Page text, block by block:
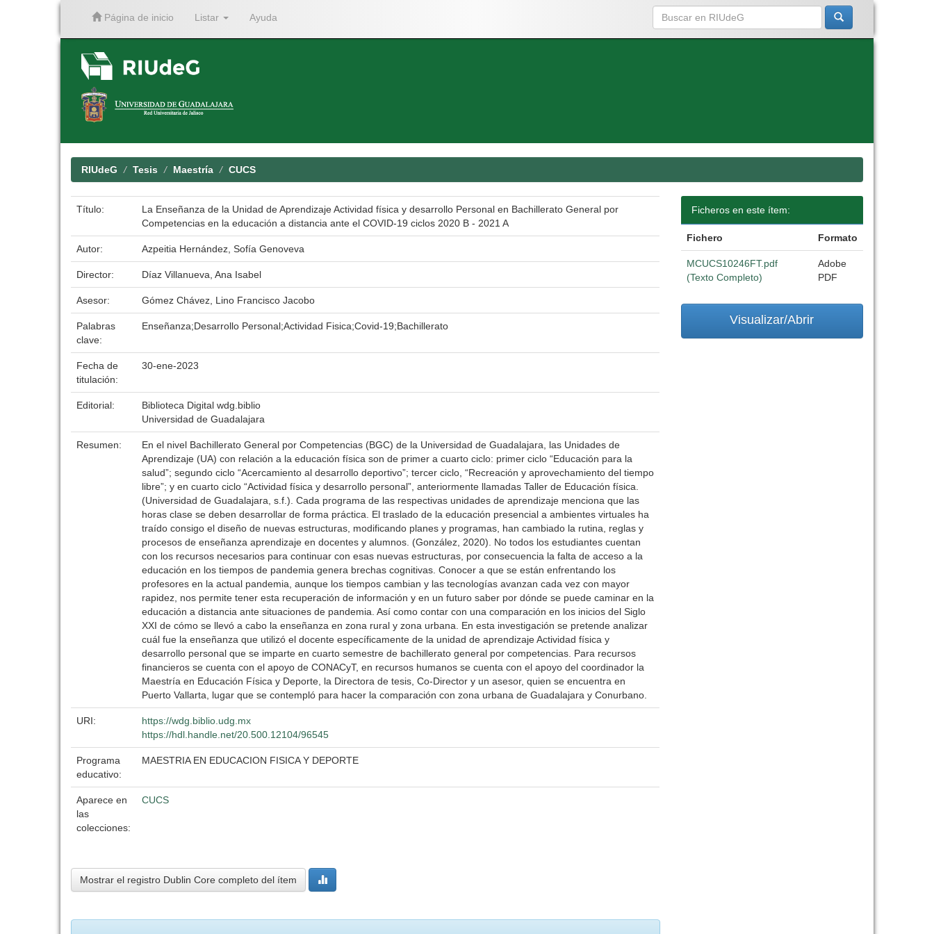
Página de inicio Listar Ayuda
RIUdeG Tesis Maestría CUCS
Título:
La Enseñanza de la Unidad de Aprendizaje Actividad física y desarrollo Personal en Bachillerato General por
Competencias en la educación a distancia ante el COVID-19 ciclos 2020 B - 2021 A
Autor: Azpeitia Hernández, Sofía Genoveva
Director: Díaz Villanueva, Ana Isabel
Asesor: Gómez Chávez, Lino Francisco Jacobo
Palabras
clave:
Enseñanza;Desarrollo Personal;Actividad Fisica;Covid-19;Bachillerato
Fecha de
titulación:
30-ene-2023
Editorial:
Biblioteca Digital wdg.biblio
Universidad de Guadalajara
Resumen:
En el nivel Bachillerato General por Competencias (BGC) de la Universidad de Guadalajara, las Unidades de
Aprendizaje (UA) con relación a la educación física son de primer a cuarto ciclo: primer ciclo “Educación para la
salud”; segundo ciclo “Acercamiento al desarrollo deportivo”; tercer ciclo, “Recreación y aprovechamiento del tiempo
libre”; y en cuarto ciclo “Actividad física y desarrollo personal”, anteriormente llamadas Taller de Educación física.
(Universidad de Guadalajara, s.f.). Cada programa de las respectivas unidades de aprendizaje menciona que las
horas clase se deben desarrollar de forma práctica. El traslado de la educación presencial a ambientes virtuales ha
traído consigo el diseño de nuevas estructuras, modificando planes y programas, han cambiado la rutina, reglas y
procesos de enseñanza aprendizaje en docentes y alumnos. (González, 2020). No todos los estudiantes cuentan
con los recursos necesarios para continuar con esas nuevas estructuras, por consecuencia la falta de acceso a la
educación en los tiempos de pandemia genera brechas cognitivas. Conocer a que se están enfrentando los
profesores en la actual pandemia, aunque los tiempos cambian y las tecnologías avanzan cada vez con mayor
rapidez, nos permite tener esta recuperación de información y en un futuro saber por dónde se puede caminar en la
educación a distancia ante situaciones de pandemia. Así como contar con una comparación en los inicios del Siglo
XXI de cómo se llevó a cabo la enseñanza en zona rural y zona urbana. En esta investigación se pretende analizar
cuál fue la enseñanza que utilizó el docente específicamente de la unidad de aprendizaje Actividad física y
desarrollo personal que se imparte en cuarto semestre de bachillerato general por competencias. Para recursos
financieros se cuenta con el apoyo de CONACyT, en recursos humanos se cuenta con el apoyo del coordinador la
Maestría en Educación Física y Deporte, la Directora de tesis, Co-Director y un asesor, quien se encuentra en
Puerto Vallarta, lugar que se contempló para hacer la comparación con zona urbana de Guadalajara y Conurbano.
URI:
https://wdg.biblio.udg.mx
https://hdl.handle.net/20.500.12104/96545
Programa
educativo:
MAESTRIA EN EDUCACION FISICA Y DEPORTE
Aparece en
las
colecciones:
CUCS
Mostrar el registro Dublin Core completo del ítem
Ficheros en este ítem:
Fichero Formato
MCUCS10246FT.pdf
(Texto Completo)
Adobe
PDF
Visualizar/Abrir